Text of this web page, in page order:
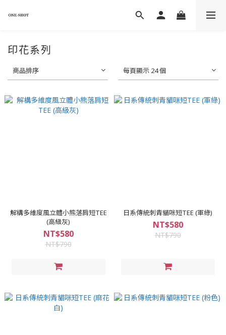
印花系列
商品排序 每頁顯示 24 個
解構多維度風立體小熊落肩短TEE
(高級灰)
NT$580
NT$790
日系傳統刺青貓咪短TEE (軍綠)
NT$580
NT$790